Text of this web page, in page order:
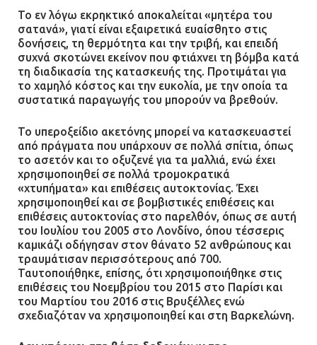
Το εν λόγω εκρηκτικό αποκαλείται «μητέρα του
σατανά», γιατί είναι εξαιρετικά ευαίσθητο στις
δονήσεις, τη θερμότητα και την τριβή, και επειδή
συχνά σκοτώνει εκείνον που φτιάχνει τη βόμβα κατά
τη διαδικασία της κατασκευής της. Προτιμάται για
το χαμηλό κόστος και την ευκολία, με την οποία τα
συστατικά παραγωγής του μπορούν να βρεθούν.
Το υπεροξείδιο ακετόνης μπορεί να κατασκευαστεί
από πράγματα που υπάρχουν σε πολλά σπίτια, όπως
το ασετόν και το οξυζενέ για τα μαλλιά, ενώ έχει
χρησιμοποιηθεί σε πολλά τρομοκρατικά
«χτυπήματα» και επιθέσεις αυτοκτονίας. Έχει
χρησιμοποιηθεί και σε βομβιστικές επιθέσεις και
επιθέσεις αυτοκτονίας στο παρελθόν, όπως σε αυτή
του Ιουλίου του 2005 στο Λονδίνο, όπου τέσσερις
καμικάζι οδήγησαν στον θάνατο 52 ανθρώπους και
τραυμάτισαν περισσότερους από 700.
Ταυτοποιήθηκε, επίσης, ότι χρησιμοποιήθηκε στις
επιθέσεις του Νοεμβρίου του 2015 στο Παρίσι και
του Μαρτίου του 2016 στις Βρυξέλλες ενώ
σχεδιαζόταν να χρησιμοποιηθεί και στη Βαρκελώνη.